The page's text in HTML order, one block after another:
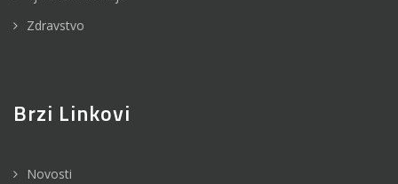
Zdravstvo
Brzi Linkovi
Novosti